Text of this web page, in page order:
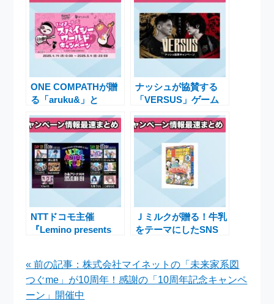
ONE COMPATHが贈
る「aruku&」と
ラボキャンペーン開催
ナッシュが協賛する
「VERSUS」ゲーム
典5,000円OFFキャン
ペーン実施
NTTドコモ主催
『Lemino presents
ントキャンペーン実施
決定
Ｊミルクが贈る！牛乳
をテーマにしたSNS
« 前の記事：株式会社マイネットの「未来家系図
つぐme」が10周年！感謝の「10周年記念キャンペ
ーン」開催中